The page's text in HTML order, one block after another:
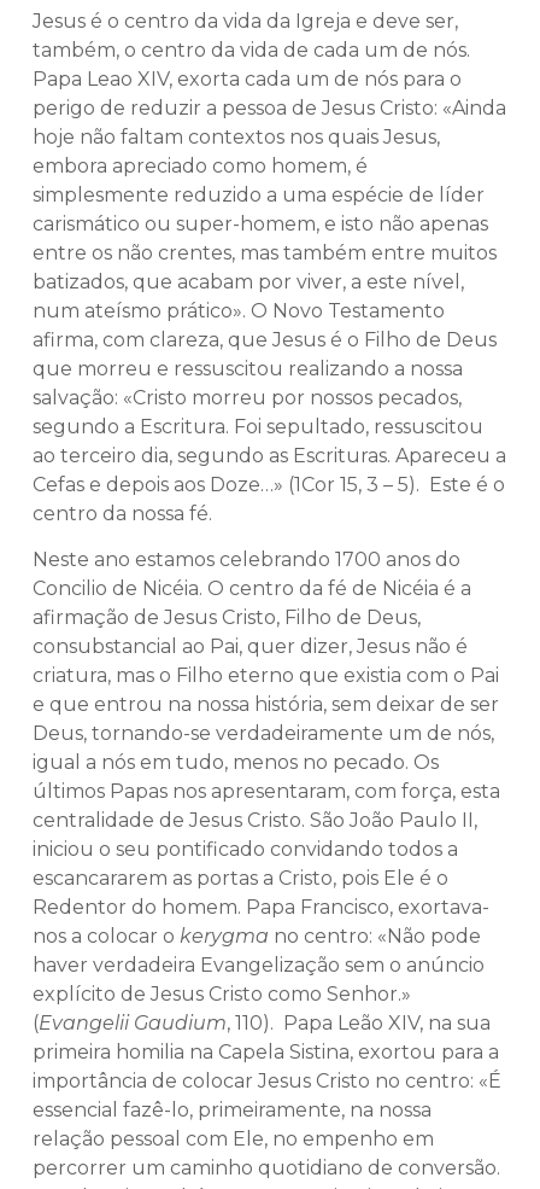
Jesus é o centro da vida da Igreja e deve ser,
também, o centro da vida de cada um de nós.
Papa Leao XIV, exorta cada um de nós para o
perigo de reduzir a pessoa de Jesus Cristo: «Ainda
hoje não faltam contextos nos quais Jesus,
embora apreciado como homem, é
simplesmente reduzido a uma espécie de líder
carismático ou super-homem, e isto não apenas
entre os não crentes, mas também entre muitos
batizados, que acabam por viver, a este nível,
num ateísmo prático». O Novo Testamento
afirma, com clareza, que Jesus é o Filho de Deus
que morreu e ressuscitou realizando a nossa
salvação: «Cristo morreu por nossos pecados,
segundo a Escritura. Foi sepultado, ressuscitou
ao terceiro dia, segundo as Escrituras. Apareceu a
Cefas e depois aos Doze…» (1Cor 15, 3 – 5). Este é o
centro da nossa fé.
Neste ano estamos celebrando 1700 anos do
Concilio de Nicéia. O centro da fé de Nicéia é a
afirmação de Jesus Cristo, Filho de Deus,
consubstancial ao Pai, quer dizer, Jesus não é
criatura, mas o Filho eterno que existia com o Pai
e que entrou na nossa história, sem deixar de ser
Deus, tornando-se verdadeiramente um de nós,
igual a nós em tudo, menos no pecado. Os
últimos Papas nos apresentaram, com força, esta
centralidade de Jesus Cristo. São João Paulo II,
iniciou o seu pontificado convidando todos a
escancararem as portas a Cristo, pois Ele é o
Redentor do homem. Papa Francisco, exortava-
nos a colocar o kerygma no centro: «Não pode
haver verdadeira Evangelização sem o anúncio
explícito de Jesus Cristo como Senhor.»
(Evangelii Gaudium, 110). Papa Leão XIV, na sua
primeira homilia na Capela Sistina, exortou para a
importância de colocar Jesus Cristo no centro: «É
essencial fazê-lo, primeiramente, na nossa
relação pessoal com Ele, no empenho em
percorrer um caminho quotidiano de conversão.